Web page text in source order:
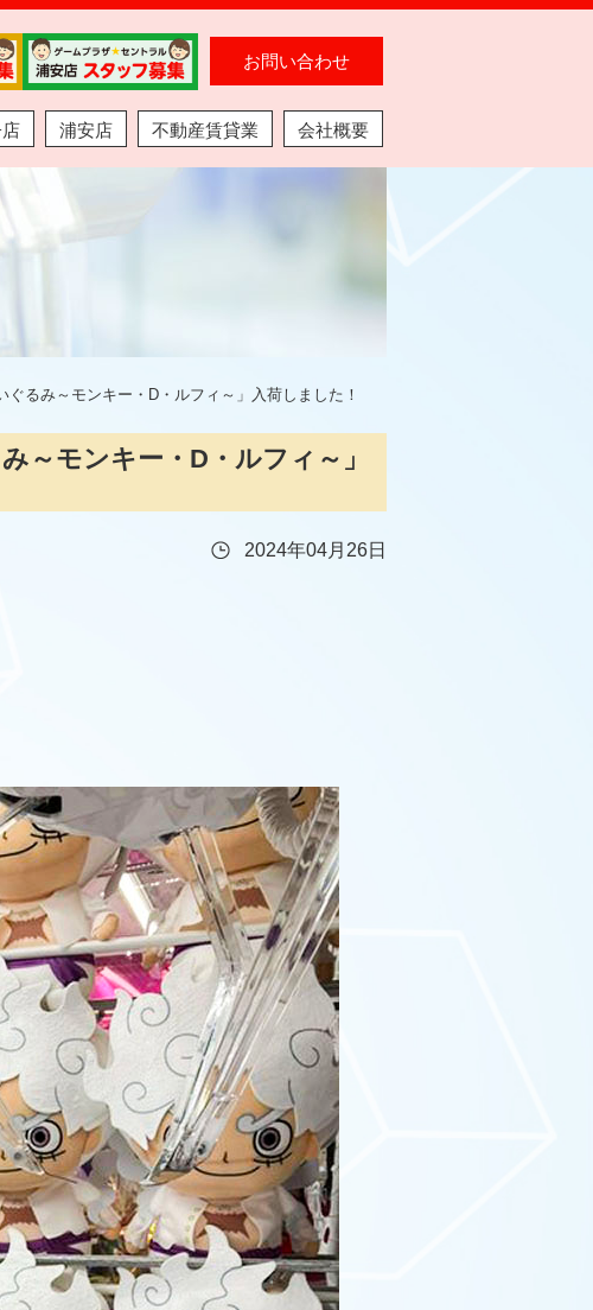
お問い合わせ
浦安店 不動産賃貸業 会社概要
るみ～モンキー・D・ルフィ～」入荷しました！
～モンキー・D・ルフィ～」
2024年04月26日